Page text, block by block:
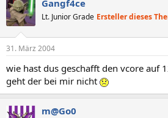
Gangf4ce
Lt. Junior Grade Ersteller dieses
31. März 2004
wie hast dus geschafft den vcore auf
geht der bei mir nicht
m@Go0